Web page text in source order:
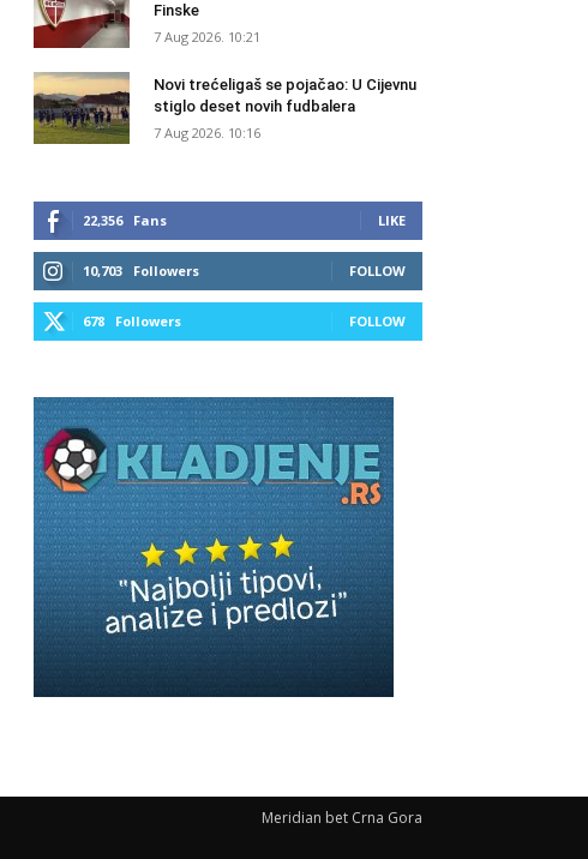
Finske
7 Aug 2026. 10:21
Novi trećeligaš se pojačao: U Cijevnu
stiglo deset novih fudbalera
7 Aug 2026. 10:16
22,356 Fans LIKE
10,703 Followers FOLLOW
678 Followers FOLLOW
Meridian bet Crna Gora